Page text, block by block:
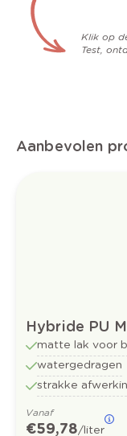
Klik op
Test,
Aanbevolen
Hybride PU
matte lak voor
watergedragen
strakke
Vanaf
€ 59,78/liter